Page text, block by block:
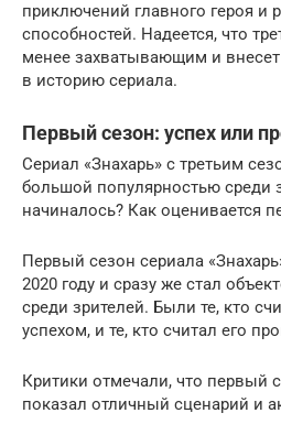
приключений главного героя и
способностей. Надеется, что
менее захватывающим и
в историю сериала.
Первый сезон: успех или
Сериал «Знахарь» с третьим
большой популярностью среди
начиналось? Как оценивается
Первый сезон сериала
2020 году и сразу же стал
среди зрителей. Были те, кто
успехом, и те, кто считал его
Критики отмечали, что первый
показал отличный сценарий и